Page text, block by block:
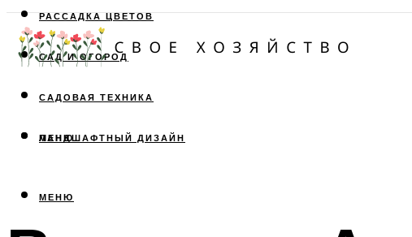
РАССАДКА ЦВЕТОВ
САД И ОГОРОД
САДОВАЯ ТЕХНИКА
ЛАНДШАФТНЫЙ ДИЗАЙН
МЕНЮ
МЕНЮ